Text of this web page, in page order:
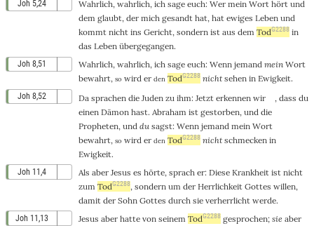
Joh 5,24 Wahrlich, wahrlich, ich sage euch: Wer mein Wort hört und
dem glaubt, der mich gesandthat, hat ewiges Leben und
kommt nicht ins Gericht, sondernist aus dem TodG2288 in
das Leben übergegangen.
Joh 8,51 Wahrlich, wahrlich, ich sage euch: Wenn jemand mein Wort
bewahrt, sowird er den TodG2288 nicht sehen in Ewigkeit.
Joh 8,52 Da sprachen die Judenzu ihm: Jetzt erkennenwir , dass du
einen Dämon hast. Abrahamist gestorben, und die
Propheten, und du sagst: Wenn jemand mein Wort
bewahrt, sowird er den TodG2288 nicht schmecken in
Ewigkeit.
Joh 11,4 Als aber Jesus es hörte, spracher: Diese Krankheit ist nicht
zum TodG2288, sondern um der Herrlichkeit Gottes willen,
damit der Sohn Gottes durch sie verherrlicht werde.
Joh 11,13 Jesus aberhatte von seinem TodG2288 gesprochen; sie aber